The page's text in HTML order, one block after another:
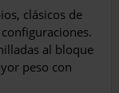
clásicos de
al bloque
peso con